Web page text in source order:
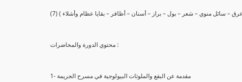
– عرق – سائل منوي – شعر – بول – براز – أسنان – أظافر – بقايا عظام وأشلاء )
محتوي الدورة والمحاضرات :
1- مقدمة عن البقع والملوثات البيولوجية في مسرح الجريمة